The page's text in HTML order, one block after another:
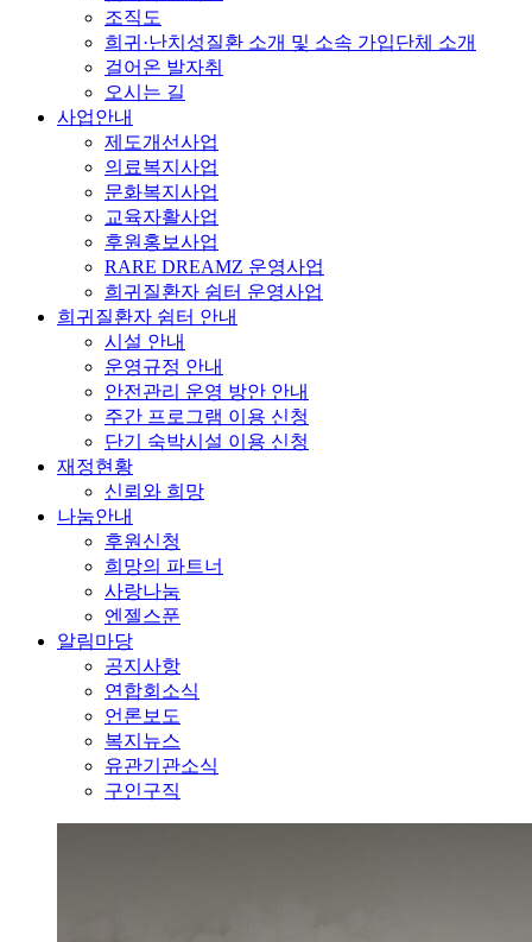
조직도
희귀·난치성질환 소개 및 소속 가입단체 소개
걸어온 발자취
오시는 길
사업안내
제도개선사업
의료복지사업
문화복지사업
교육자활사업
후원홍보사업
RARE DREAMZ 운영사업
희귀질환자 쉼터 운영사업
희귀질환자 쉼터 안내
시설 안내
운영규정 안내
안전관리 운영 방안 안내
주간 프로그램 이용 신청
단기 숙박시설 이용 신청
재정현황
신뢰와 희망
나눔안내
후원신청
희망의 파트너
사랑나눔
엔젤스푼
알림마당
공지사항
연합회소식
언론보도
복지뉴스
유관기관소식
구인구직